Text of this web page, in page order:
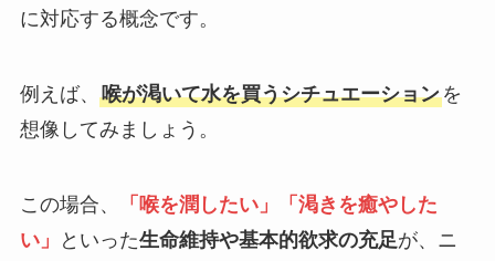
に対応する概念です。
例えば、 喉が渇いて水を買うシチュエーションを
想像してみましょう。
この場合、
「喉を潤したい」「渇きを癒やした
い」
といった生命維持や基本的欲求の充足が、ニ